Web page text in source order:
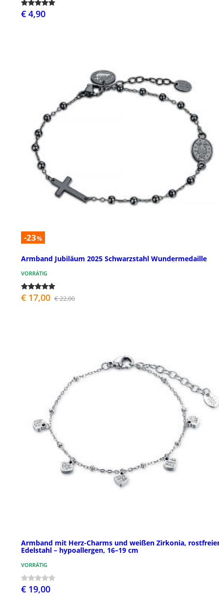
€ 4,90
-23%
Armband Jubiläum 2025 Schwarzstahl Wundermedaille
VORRÄTIG
€ 17,00 € 22,00
Armband mit Herz-Charms und weißen Zirkonia,
Edelstahl – hypoallergen, 16–19 cm
VORRÄTIG
€ 19,00